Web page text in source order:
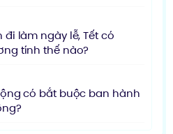
làm ngày lễ, Tết có
tính thế nào?
có bắt buộc ban hành